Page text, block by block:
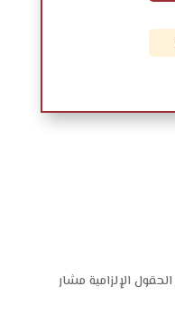
الحقول الإلزامية مشار